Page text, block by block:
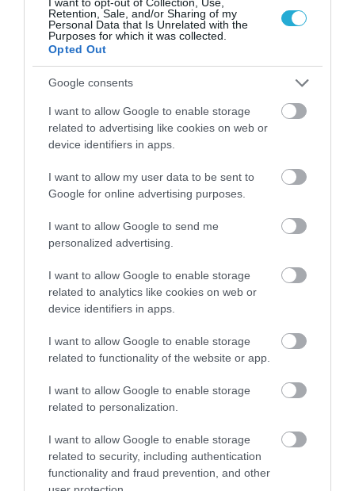
Retention, Sale, and/or Sharing of my
Personal Data that Is Unrelated with the
Purposes for which it was collected.
Opted Out
Google consents
I want to allow Google to enable storage
related to advertising like cookies on web or
device identifiers in apps.
I want to allow my user data to be sent to
Google for online advertising purposes.
I want to allow Google to send me
personalized advertising.
I want to allow Google to enable storage
related to analytics like cookies on web or
device identifiers in apps.
I want to allow Google to enable storage
related to functionality of the website or app.
I want to allow Google to enable storage
related to personalization.
I want to allow Google to enable storage
related to security, including authentication
functionality and fraud prevention, and other
07.08.2026 15:11
λαχανικά του Αυγούστου: Οι
εποχικές επιλογές που πρέπει να
βάλετε στο τραπέζι σας
Σύκα, δαμάσκηνα, φραγκόσυκα, ντομάτες και βασιλικός πρωταγωνιστούν τον τελευταίο μήνα του